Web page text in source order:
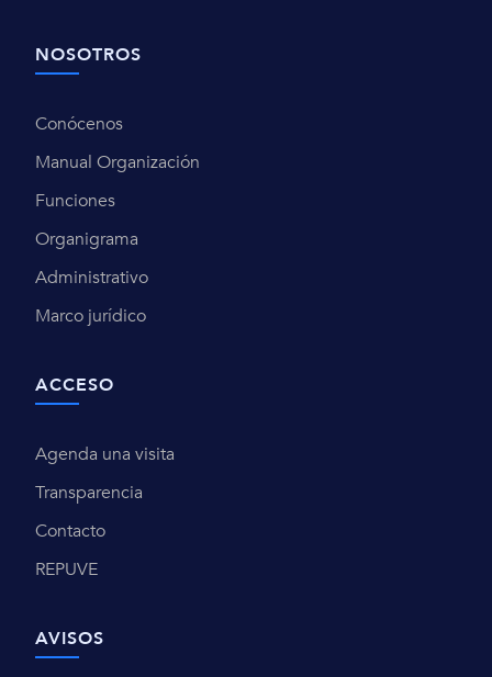
NOSOTROS
Conócenos
Manual Organización
Funciones
Organigrama
Administrativo
Marco jurídico
ACCESO
Agenda una visita
Transparencia
Contacto
REPUVE
AVISOS